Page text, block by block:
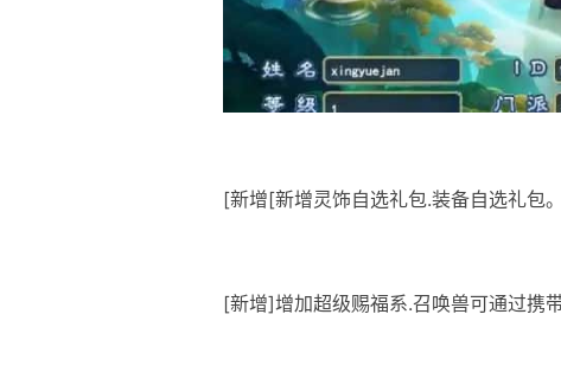
[新增[新增灵饰自选礼包.装备自选礼包。
[新增]增加超级赐福系.召唤兽可通过携